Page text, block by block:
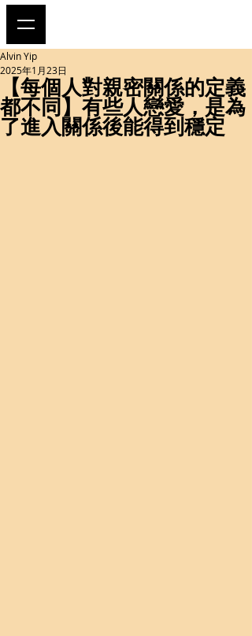
【每個人對親密關係的定義
都不同】有些人戀愛，是為
了進入關係後能得到穩定
Alvin Yip
2025年1月23日